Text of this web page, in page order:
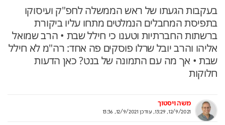
בעקבות הגעתו של ראש הממשלה לחפ"ק ועיסוקו
בתפיסת המחבלים הנמלטים מתחו עליו ביקורת
ברשתות החברתיות וטענו כי חילל שבת • הרב שמואל
אליהו והרב יובל שרלו פוסקים פה אחד: רה"מ לא חילל
שבת • אך מה עם התמונה של בנט? כאן הדעות
חלוקות
משה ויסטוך
12/9/2021, 13:29
,עודכן12/9/2021, 13:36